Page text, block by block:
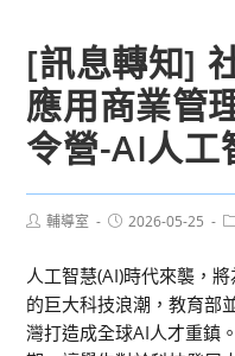
[訊息轉知]
應用商業管
令營-AI人工
Post輔導室
Post2026-05-25
人工智慧(AI)時代來襲，
的巨大科技浪潮，教育部
灣打造成全球AI人才重鎮